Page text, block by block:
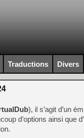
Traductions Divers
), il s’agit d’un
d’options ainsi que